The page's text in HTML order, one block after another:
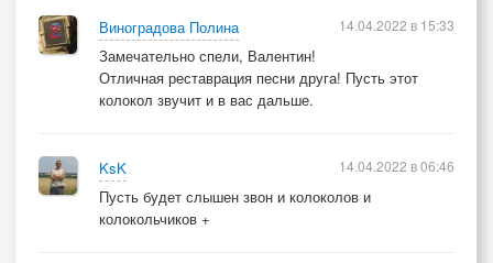
Виноградова Полина
Замечательно спели, Валентин!
Отличная реставрация песни друга! Пусть этот
колокол звучит и в вас дальше.
14.04.2022 в 15:33
KsK
Пусть будет слышен звон и колоколов и
колокольчиков +
14.04.2022 в 06:46